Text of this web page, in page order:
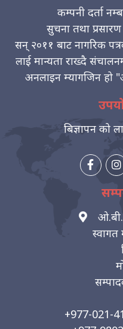
कम्पनी दर्ता
सुचना तथा
सन् २०११ बाट नागरिक
लाई मान्यता राख्दै
अनलाइन म्यागजिन हो
बिज्ञापन को
ओ.बी.
स्वागत
+977-021-